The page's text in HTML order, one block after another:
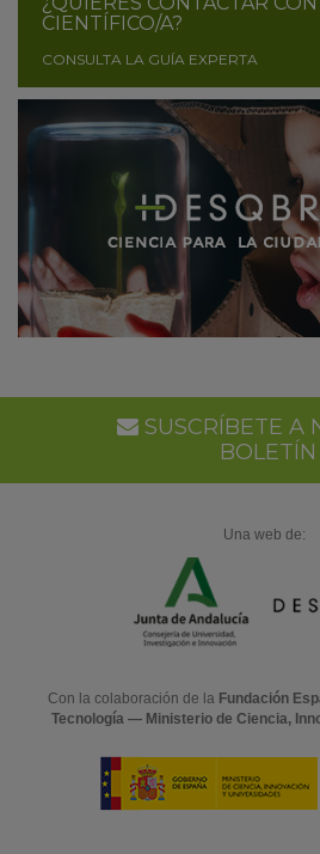
CIENTÍFICO/A?
CONSULTA LA GUÍA EXPERTA
SUSCRÍBETE A
BOLETÍN
Una web de:
Con la colaboración de la Fundación
Tecnología — Ministerio de Ciencia,